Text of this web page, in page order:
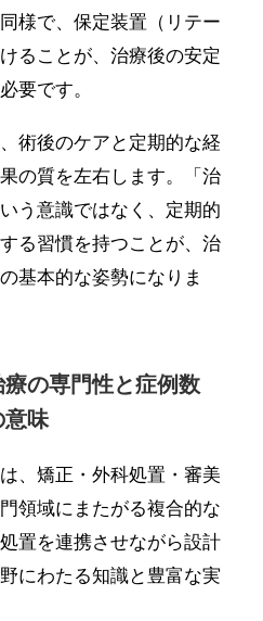
様で、保定装置（リテー
ることが、治療後の安定
要です。
術後のケアと定期的な経
の質を左右します。「治
う意識ではなく、定期的
る習慣を持つことが、治
基本的な姿勢になりま
の専門性と症例数
意味
、矯正・外科処置・審美
領域にまたがる複合的な
置を連携させながら設計
にわたる知識と豊富な実